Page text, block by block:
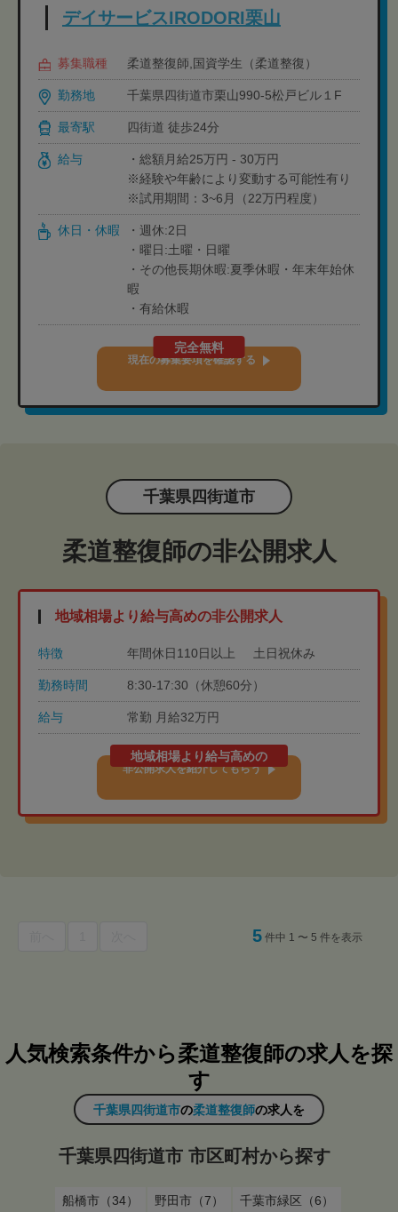
デイサービスIRODORI栗山
募集職種 柔道整復師,国資学生（柔道整復）
勤務地 千葉県四街道市栗山990-5松戸ビル１F
最寄駅 四街道 徒歩24分
給与
・総額月給25万円 - 30万円
※経験や年齢により変動する可能性有り
※試用期間：3~6月（22万円程度）
休日・休暇
・週休:2日
・曜日:土曜・日曜
・その他長期休暇:夏季休暇・年末年始休
暇
・有給休暇
完全無料
現在の募集要項を確認する
千葉県四街道市
柔道整復師の非公開求人
地域相場より給与高めの非公開求人
特徴 年間休日110日以上 土日祝休み
勤務時間 8:30-17:30（休憩60分）
給与 常勤 月給32万円
地域相場より給与高めの
非公開求人を紹介してもらう
5 件中 1 〜 5 件を表示
人気検索条件から柔道整復師の求人を探
す
千葉県四街道市の柔道整復師の求人を
千葉県四街道市 市区町村から探す
船橋市（34） 野田市（7）
千葉市緑区（6）